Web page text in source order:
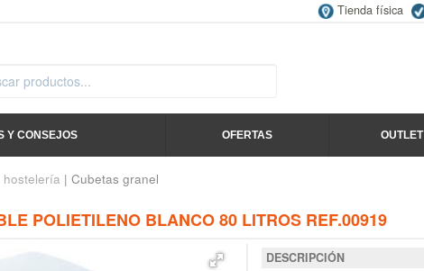
Tienda física
Y CONSEJOS OFERTAS OUTLET
| Cubetas granel
POLIETILENO BLANCO 80 LITROS REF.00919
DESCRIPCIÓN